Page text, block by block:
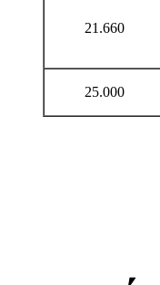
21.660
25.000